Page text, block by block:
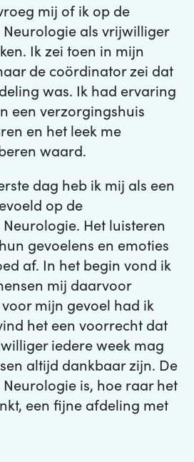
mij of ik op de
als vrijwilliger
Ik zei toen in mijn
de coördinator zei dat
was. Ik had ervaring
een verzorgingshuis
en het leek me
waard.
dag heb ik mij als een
op de
Het luisteren
gevoelens en emoties
af. In het begin vond ik
mij daarvoor
mijn gevoel had ik
het een voorrecht dat
iedere week mag
altijd dankbaar zijn. De
is, hoe raar het
een fijne afdeling met